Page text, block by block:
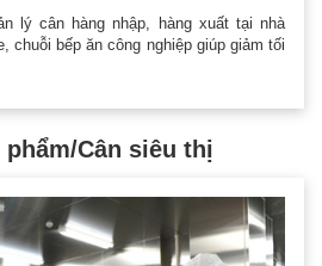
lý cân hàng nhập, hàng xuất tại nhà
chuỗi bếp ăn công nghiệp giúp giảm tối
Cân siêu thị